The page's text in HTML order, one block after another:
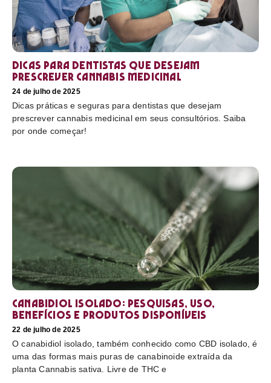
Dicas para dentistas que desejam
prescrever cannabis medicinal
24 de julho de 2025
Dicas práticas e seguras para dentistas que desejam
prescrever cannabis medicinal em seus consultórios. Saiba
por onde começar!
Canabidiol Isolado: pesquisas, uso,
benefícios e produtos disponíveis
22 de julho de 2025
O canabidiol isolado, também conhecido como CBD isolado, é
uma das formas mais puras de canabinoide extraída da
planta Cannabis sativa. Livre de THC e